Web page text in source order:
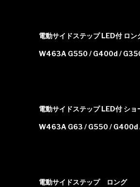
電動サイドステップ LED付 ロン
W463A G550 / G400d /
電動サイドステップ LED付 ショ
W463A G63 / G550 /
電動サイドステップ ロング